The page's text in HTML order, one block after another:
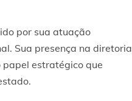
por sua atuação
Sua presença na diretoria
papel estratégico que